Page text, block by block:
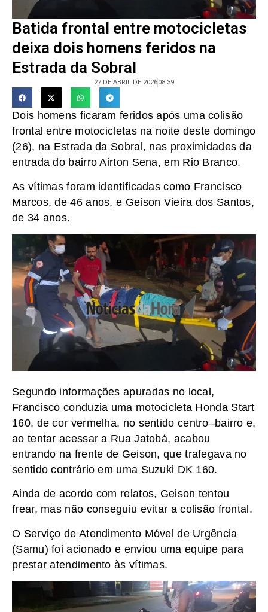
Batida frontal entre motocicletas
deixa dois homens feridos na
Estrada da Sobral
27 DE ABRIL DE 202608:39
Dois homens ficaram feridos após uma colisão
frontal entre motocicletas na noite deste domingo
(26), na Estrada da Sobral, nas proximidades da
entrada do bairro Airton Sena, em Rio Branco.
As vítimas foram identificadas como Francisco
Marcos, de 46 anos, e Geison Vieira dos Santos,
de 34 anos.
Segundo informações apuradas no local,
Francisco conduzia uma motocicleta Honda Start
160, de cor vermelha, no sentido centro–bairro e,
ao tentar acessar a Rua Jatobá, acabou
entrando na frente de Geison, que trafegava no
sentido contrário em uma Suzuki DK 160.
Ainda de acordo com relatos, Geison tentou
frear, mas não conseguiu evitar a colisão frontal.
O Serviço de Atendimento Móvel de Urgência
(Samu) foi acionado e enviou uma equipe para
prestar atendimento às vítimas.